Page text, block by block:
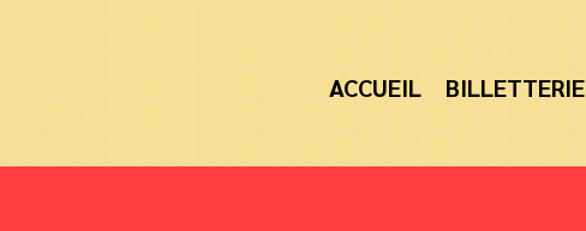
ACCUEIL BILLETTERIE